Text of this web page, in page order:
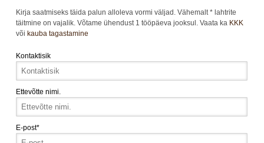
Kirja saatmiseks täida palun alloleva vormi väljad. Vähemalt * lahtrite
täitmine on vajalik. Võtame ühendust 1 tööpäeva jooksul. Vaata ka KKK
või kauba tagastamine
Kontaktisik
Ettevõtte nimi.
E-post*